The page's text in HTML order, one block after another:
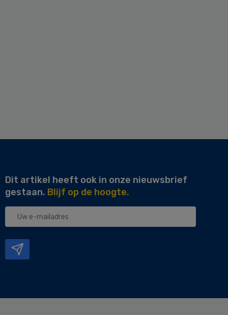
Dit artikel heeft ook in onze nieuwsbrief
gestaan. Blijf op de hoogte.
Uw